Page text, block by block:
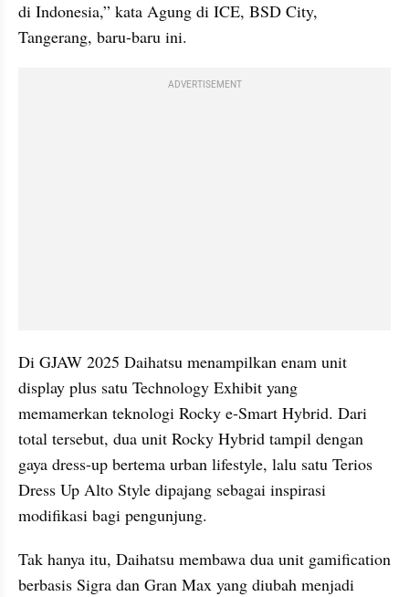
di Indonesia,” kata Agung di ICE, BSD City,
Tangerang, baru-baru ini.
ADVERTISEMENT
Di GJAW 2025 Daihatsu menampilkan enam unit
display plus satu Technology Exhibit yang
memamerkan teknologi Rocky e-Smart Hybrid. Dari
total tersebut, dua unit Rocky Hybrid tampil dengan
gaya dress-up bertema urban lifestyle, lalu satu Terios
Dress Up Alto Style dipajang sebagai inspirasi
modifikasi bagi pengunjung.
Tak hanya itu, Daihatsu membawa dua unit gamification
berbasis Sigra dan Gran Max yang diubah menjadi